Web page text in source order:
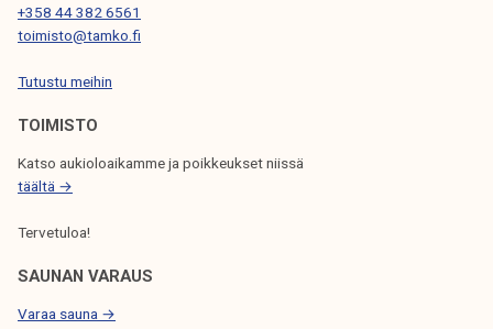
N
S
E
L
A
U
S
+358 44 382 6561
toimisto@tamko.fi
Tutustu meihin
TOIMISTO
Katso aukioloaikamme ja poikkeukset niissä
täältä →
Tervetuloa!
SAUNAN VARAUS
Varaa sauna →